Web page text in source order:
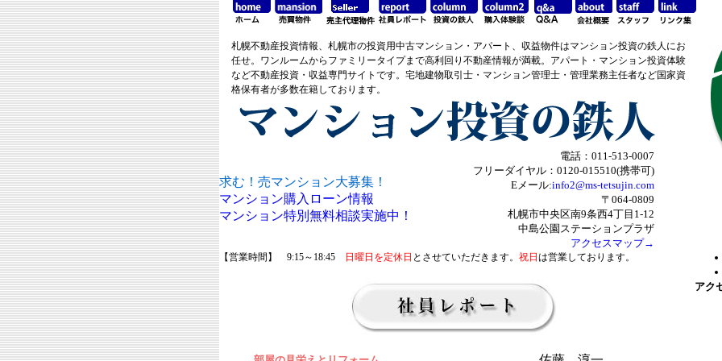
札幌不動産投資情報、札幌市の投資用中古マンション・アパート、収益物件はマンション投資の鉄人にお
任せ。ワンルームからファミリータイプまで高利回り不動産情報が満載。アパート・マンション投資体験
など不動産投資・収益専門サイトです。宅地建物取引士・マンション管理士・管理業務主任者など国家資
格保有者が多数在籍しております。
求む！売マンション大募集！
マンション購入ローン情報
マンション特別無料相談実施中！
電話：011-513-0007
フリーダイヤル：0120-015510(携帯可)
Eメール:info2@ms-tetsujin.com
〒064-0809
札幌市中央区南9条西4丁目1-12
中島公園ステーションプラザ
アクセスマップ→
【営業時間】 9:15～18:45 日曜日を定休日 とさせていただきます。 祝日 は営業しております。
アク